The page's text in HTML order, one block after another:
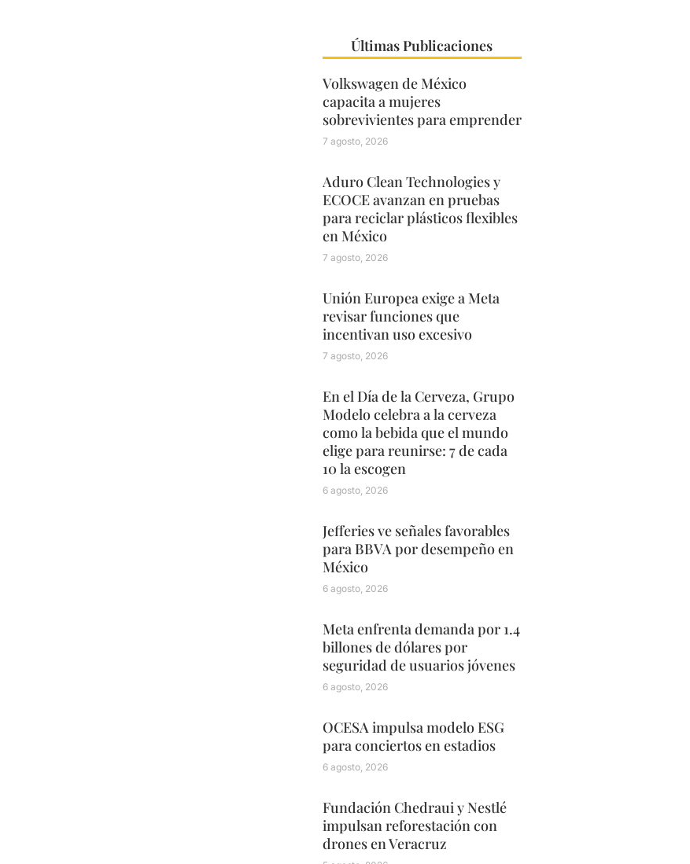
Últimas Publicaciones
Volkswagen de México
capacita a mujeres
sobrevivientes para emprender
7 agosto, 2026
Aduro Clean Technologies y
ECOCE avanzan en pruebas
para reciclar plásticos flexibles
en México
7 agosto, 2026
Unión Europea exige a Meta
revisar funciones que
incentivan uso excesivo
7 agosto, 2026
En el Día de la Cerveza, Grupo
Modelo celebra a la cerveza
como la bebida que el mundo
elige para reunirse: 7 de cada
10 la escogen
6 agosto, 2026
Jefferies ve señales favorables
para BBVA por desempeño en
México
6 agosto, 2026
Meta enfrenta demanda por 1.4
billones de dólares por
seguridad de usuarios jóvenes
6 agosto, 2026
OCESA impulsa modelo ESG
para conciertos en estadios
6 agosto, 2026
Fundación Chedraui y Nestlé
impulsan reforestación con
drones en Veracruz